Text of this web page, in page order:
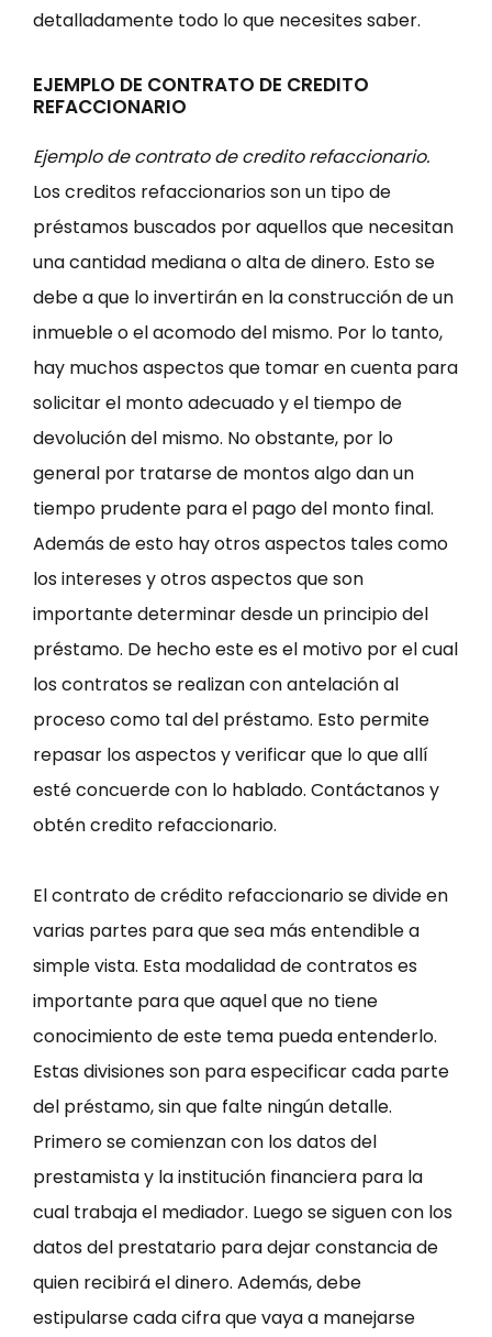
detalladamente todo lo que necesites saber.
EJEMPLO DE CONTRATO DE CREDITO
REFACCIONARIO
Ejemplo de contrato de credito refaccionario.
Los creditos refaccionarios son un tipo de
préstamos buscados por aquellos que necesitan
una cantidad mediana o alta de dinero. Esto se
debe a que lo invertirán en la construcción de un
inmueble o el acomodo del mismo. Por lo tanto,
hay muchos aspectos que tomar en cuenta para
solicitar el monto adecuado y el tiempo de
devolución del mismo. No obstante, por lo
general por tratarse de montos algo dan un
tiempo prudente para el pago del monto final.
Además de esto hay otros aspectos tales como
los intereses y otros aspectos que son
importante determinar desde un principio del
préstamo. De hecho este es el motivo por el cual
los contratos se realizan con antelación al
proceso como tal del préstamo. Esto permite
repasar los aspectos y verificar que lo que allí
esté concuerde con lo hablado. Contáctanos y
obtén credito refaccionario.
El contrato de crédito refaccionario se divide en
varias partes para que sea más entendible a
simple vista. Esta modalidad de contratos es
importante para que aquel que no tiene
conocimiento de este tema pueda entenderlo.
Estas divisiones son para especificar cada parte
del préstamo, sin que falte ningún detalle.
Primero se comienzan con los datos del
prestamista y la institución financiera para la
cual trabaja el mediador. Luego se siguen con los
datos del prestatario para dejar constancia de
quien recibirá el dinero. Además, debe
estipularse cada cifra que vaya a manejarse